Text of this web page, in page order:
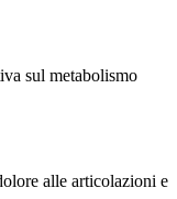
sul metabolismo
alle articolazioni e